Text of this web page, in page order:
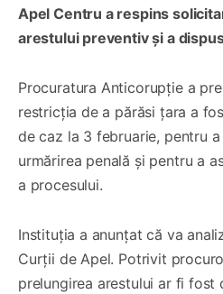
Apel Centru a respins
arestului preventiv și a
Procuratura Anticorupție a
restricția de a părăsi țara a
de caz la 3 februarie, pentru
urmărirea penală și pentru a
a procesului.
Instituția a anunțat că va
Curții de Apel. Potrivit
prelungirea arestului ar fi fost